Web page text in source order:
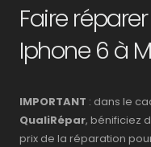
Faire
Iphone 6 à
IMPORTANT : dans le
QualiRépar, bénificiez
prix de la réparation